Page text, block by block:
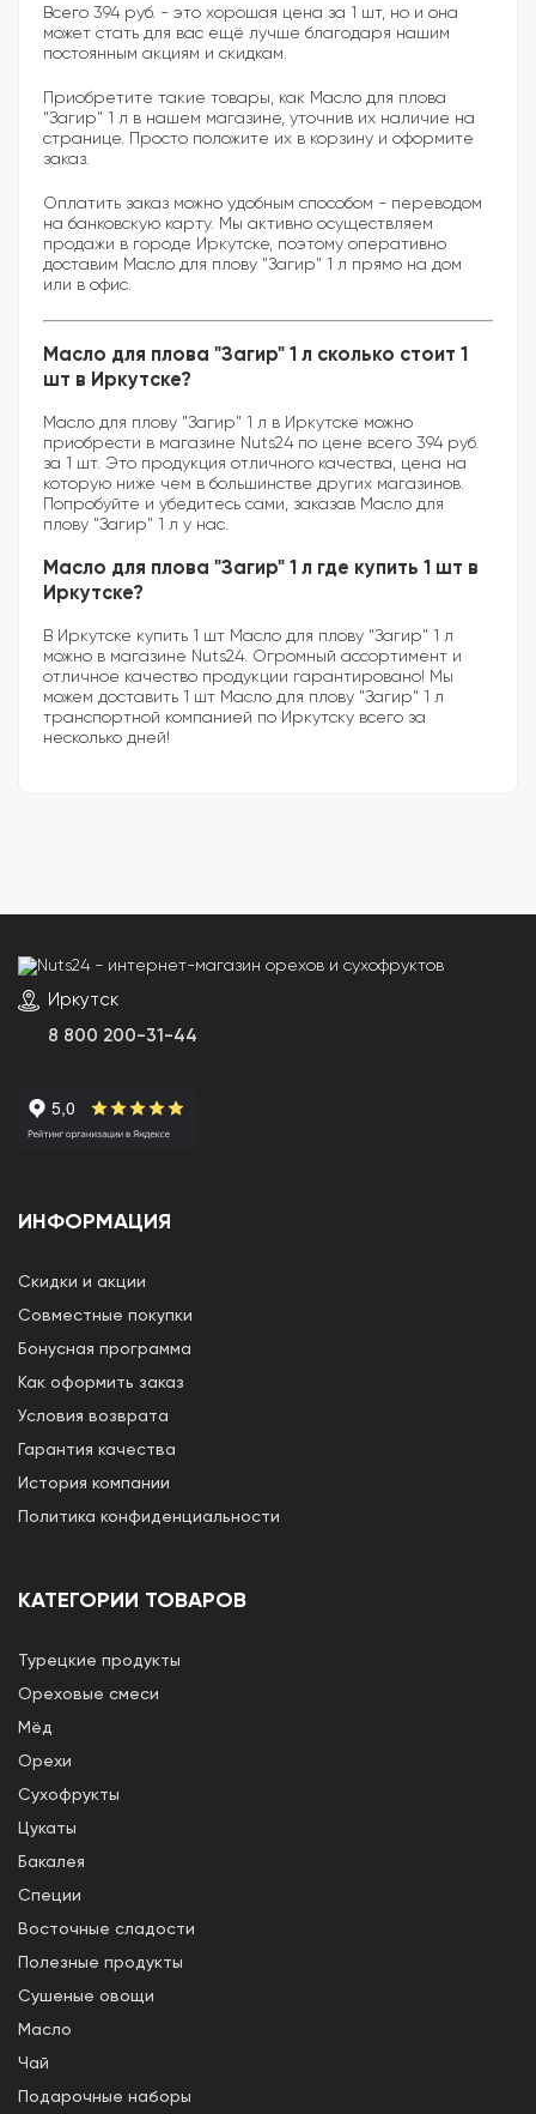
Всего 394 руб. - это хорошая цена за 1 шт, но и она
может стать для вас ещё лучше благодаря нашим
постоянным акциям и скидкам.
Приобретите такие товары, как Масло для плова
"Загир" 1 л в нашем магазине, уточнив их наличие на
странице. Просто положите их в корзину и оформите
заказ.
Оплатить заказ можно удобным способом - переводом
на банковскую карту. Мы активно осуществляем
продажи в городе Иркутске, поэтому оперативно
доставим Масло для плову "Загир" 1 л прямо на дом
или в офис.
Масло для плова "Загир" 1 л сколько стоит 1
шт в Иркутске?
Масло для плову "Загир" 1 л в Иркутске можно
приобрести в магазине Nuts24 по цене всего 394 руб.
за 1 шт. Это продукция отличного качества, цена на
которую ниже чем в большинстве других магазинов.
Попробуйте и убедитесь сами, заказав Масло для
плову "Загир" 1 л у нас.
Масло для плова "Загир" 1 л где купить 1 шт в
Иркутске?
В Иркутске купить 1 шт Масло для плову "Загир" 1 л
можно в магазине Nuts24. Огромный ассортимент и
отличное качество продукции гарантировано! Мы
можем доставить 1 шт Масло для плову "Загир" 1 л
транспортной компанией по Иркутску всего за
несколько дней!
Иркутск
8 800 200-31-44
КАТЕГОРИИ ТОВАРОВ
Турецкие продукты
Ореховые смеси
Мёд
Орехи
Сухофрукты
Цукаты
Бакалея
Специи
Восточные сладости
Полезные продукты
Сушеные овощи
Масло
Чай
Подарочные наборы
ИНФОРМАЦИЯ
Скидки и акции
Совместные покупки
Бонусная программа
Как оформить заказ
Условия возврата
Гарантия качества
История компании
Политика конфиденциальности